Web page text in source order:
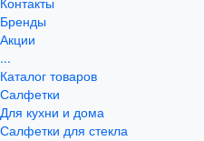
Бренды
Акции
...
Каталог товаров
Салфетки
Для кухни и дома
Салфетки для стекла